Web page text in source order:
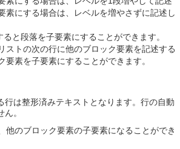
素にする場合は、レベルを増やさずに記述し
と段落を子要素にすることができます。
ストの次の行に他のブロック要素を記述する
要素を子要素にすることができます。
行は整形済みテキストとなります。行の自動
。
他のブロック要素の子要素になることができ